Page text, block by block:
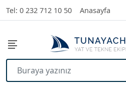
Tel: 0 232 712 10 50 Anasayfa